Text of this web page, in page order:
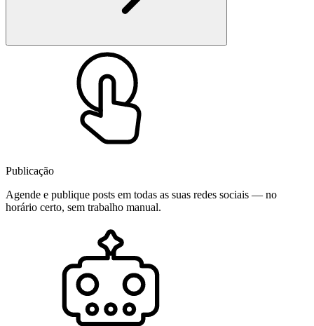
Publicação
Agende e publique posts em todas as suas redes sociais — no
horário certo, sem trabalho manual.